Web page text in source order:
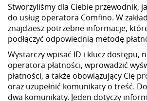
Stworzyliśmy dla Ciebie przewodnik,
do usług operatora Comfino. W
znajdziesz potrzebne informacje,
podłączyć odpowiednią metodę
Wystarczy wpisać ID i klucz dostępu,
operatora płatności, wprowadzić
płatności, a także obowiązujący Cię
oraz uzupełnić komunikaty o treść.
dwa komunikaty. Jeden dotyczy